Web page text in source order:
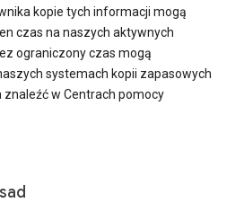
kopie tych informacji mogą
czas na naszych aktywnych
ograniczony czas mogą
systemach kopii zapasowych
w Centrach pomocy